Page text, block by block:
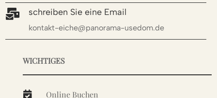
 schreiben Sie eine Email
kontakt-eiche@panorama-usedom.de
WICHTIGES
 Online Buchen